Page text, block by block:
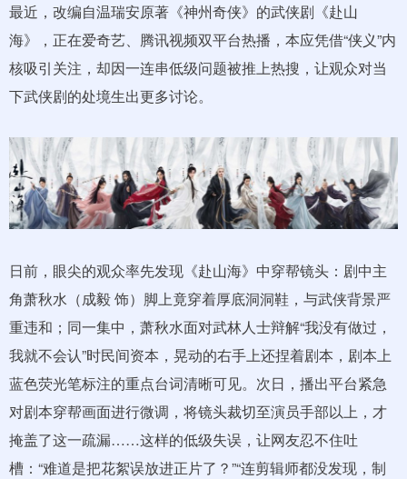
最近，改编自温瑞安原著《神州奇侠》的武侠剧《赴山
海》，正在爱奇艺、腾讯视频双平台热播，本应凭借“侠义”内
核吸引关注，却因一连串低级问题被推上热搜，让观众对当
下武侠剧的处境生出更多讨论。
日前，眼尖的观众率先发现《赴山海》中穿帮镜头：剧中主
角萧秋水（成毅 饰）脚上竟穿着厚底洞洞鞋，与武侠背景严
重违和；同一集中，萧秋水面对武林人士辩解“我没有做过，
我就不会认”时民间资本，晃动的右手上还捏着剧本，剧本上
蓝色荧光笔标注的重点台词清晰可见。次日，播出平台紧急
对剧本穿帮画面进行微调，将镜头裁切至演员手部以上，才
掩盖了这一疏漏……这样的低级失误，让网友忍不住吐
槽：“难道是把花絮误放进正片了？”“连剪辑师都没发现，制